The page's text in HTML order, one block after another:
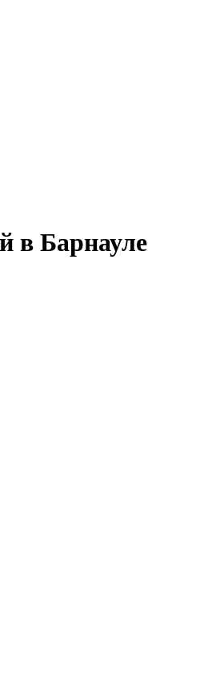
в Барнауле